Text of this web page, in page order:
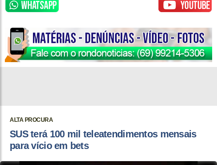
ALTA PROCURA
SUS terá 100 mil teleatendimentos mensais
para vício em bets